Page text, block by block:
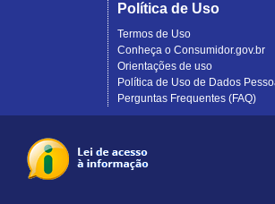
Política de Uso
Termos de Uso
Conheça o Consumidor.gov.br
Orientações de uso
Política de Uso de Dados
Perguntas Frequentes (FAQ)